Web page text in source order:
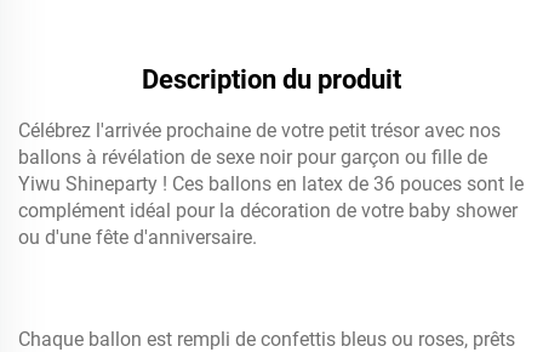
Description du produit
Célébrez l'arrivée prochaine de votre petit trésor avec nos
ballons à révélation de sexe noir pour garçon ou fille de
Yiwu Shineparty ! Ces ballons en latex de 36 pouces sont le
complément idéal pour la décoration de votre baby shower
ou d'une fête d'anniversaire.
Chaque ballon est rempli de confettis bleus ou roses, prêts